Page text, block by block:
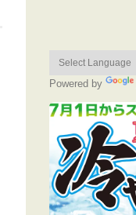
Powered by